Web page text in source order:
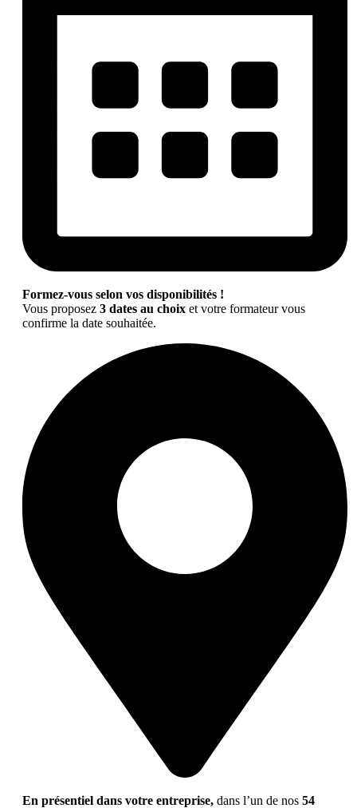
Formez-vous selon vos disponibilités !
Vous proposez 3 dates au choix et votre formateur vous
confirme la date souhaitée.
En présentiel dans votre entreprise, dans l’un de nos 54